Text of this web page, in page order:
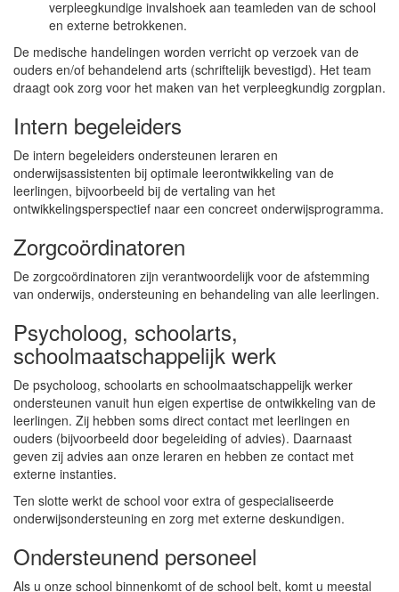
verpleegkundige invalshoek aan teamleden van de school
en externe betrokkenen.
De medische handelingen worden verricht op verzoek van de
ouders en/of behandelend arts (schriftelijk bevestigd). Het team
draagt ook zorg voor het maken van het verpleegkundig zorgplan.
Intern begeleiders
De intern begeleiders ondersteunen leraren en
onderwijsassistenten bij optimale leerontwikkeling van de
leerlingen, bijvoorbeeld bij de vertaling van het
ontwikkelingsperspectief naar een concreet onderwijsprogramma.
Zorgcoördinatoren
De zorgcoördinatoren zijn verantwoordelijk voor de afstemming
van onderwijs, ondersteuning en behandeling van alle leerlingen.
Psycholoog, schoolarts,
schoolmaatschappelijk werk
De psycholoog, schoolarts en schoolmaatschappelijk werker
ondersteunen vanuit hun eigen expertise de ontwikkeling van de
leerlingen. Zij hebben soms direct contact met leerlingen en
ouders (bijvoorbeeld door begeleiding of advies). Daarnaast
geven zij advies aan onze leraren en hebben ze contact met
externe instanties.
Ten slotte werkt de school voor extra of gespecialiseerde
onderwijsondersteuning en zorg met externe deskundigen.
Ondersteunend personeel
Als u onze school binnenkomt of de school belt, komt u meestal